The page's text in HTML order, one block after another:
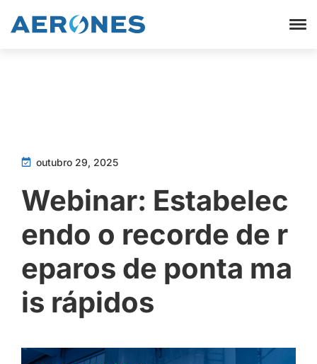
outubro 29, 2025
Webinar: Estabelec
endo o recorde de r
eparos de ponta ma
is rápidos